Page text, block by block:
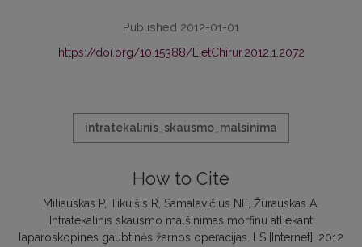
Published 2012-01-01
https://doi.org/10.15388/LietChirur.2012.1.2072
intratekalinis_skausmo_malsinima
How to Cite
Miliauskas P, Tikuišis R, Samalavičius NE, Žurauskas A.
Intratekalinis skausmo malšinimas morfinu atliekant
laparoskopines gaubtinės žarnos operacijas. LS [Internet]. 2012